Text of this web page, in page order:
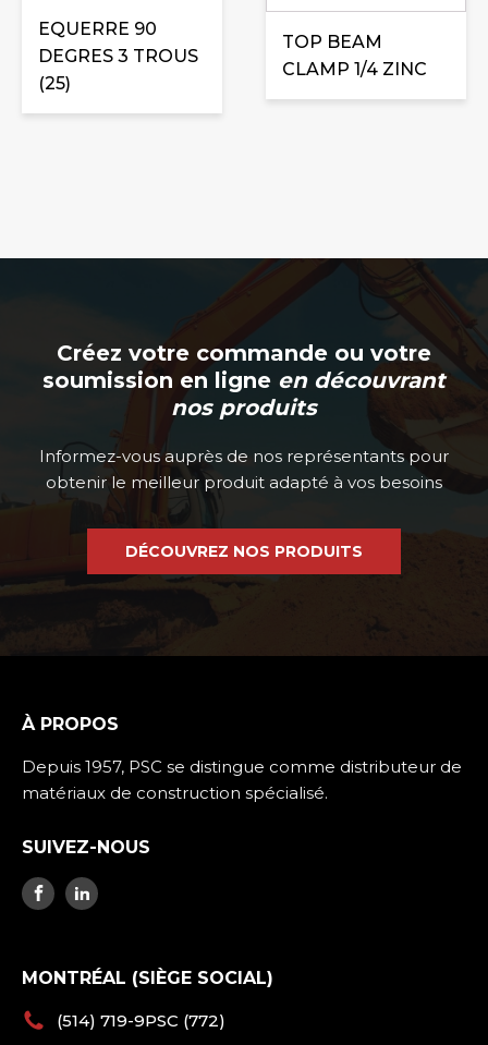
EQUERRE 90
DEGRES 3 TROUS
(25)
TOP BEAM
CLAMP 1/4 ZINC
Créez votre commande ou votre
soumission en ligne en découvrant
nos produits
Informez-vous auprès de nos représentants pour
obtenir le meilleur produit adapté à vos besoins
DÉCOUVREZ NOS PRODUITS
À PROPOS
Depuis 1957, PSC se distingue comme distributeur de
matériaux de construction spécialisé.
SUIVEZ-NOUS
MONTRÉAL (SIÈGE SOCIAL)
(514) 719-9PSC (772)